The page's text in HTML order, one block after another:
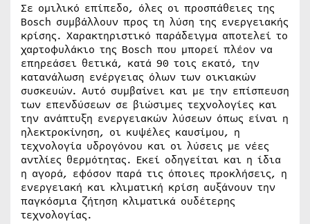
Σε ομιλικό επίπεδο, όλες οι προσπάθειες της
Bosch συμβάλλουν προς τη λύση της ενεργειακής
κρίσης. Χαρακτηριστικό παράδειγμα αποτελεί το
χαρτοφυλάκιο της Bosch που μπορεί πλέον να
επηρεάσει θετικά, κατά 90 τοις εκατό, την
κατανάλωση ενέργειας όλων των οικιακών
συσκευών. Αυτό συμβαίνει και με την επίσπευση
των επενδύσεων σε βιώσιμες τεχνολογίες και
την ανάπτυξη ενεργειακών λύσεων όπως είναι η
ηλεκτροκίνηση, οι κυψέλες καυσίμου, η
τεχνολογία υδρογόνου και οι λύσεις με νέες
αντλίες θερμότητας. Εκεί οδηγείται και η ίδια
η αγορά, εφόσον παρά τις όποιες προκλήσεις, η
ενεργειακή και κλιματική κρίση αυξάνουν την
παγκόσμια ζήτηση κλιματικά ουδέτερης
τεχνολογίας.